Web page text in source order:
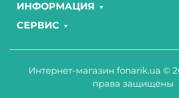
ИНФОРМАЦИЯ
СЕРВИС
Интернет-магазин fonarik.ua ©
права защищены